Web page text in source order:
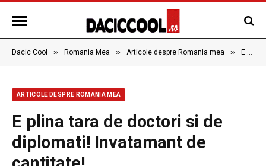
Dacic Cool » Romania Mea » Articole despre Romania mea » E plina tara de doctori si de diplomati! Invatamant de cantitate!
ARTICOLE DESPRE ROMANIA MEA
E plina tara de doctori si de
diplomati! Invatamant de